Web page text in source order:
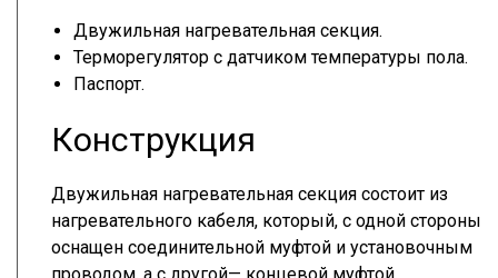
Двужильная нагревательная секция.
Терморегулятор с датчиком температуры пола.
Паспорт.
Конструкция
Двужильная нагревательная секция состоит из
нагревательного кабеля, который, с одной стороны
оснащен соединительной муфтой и установочным